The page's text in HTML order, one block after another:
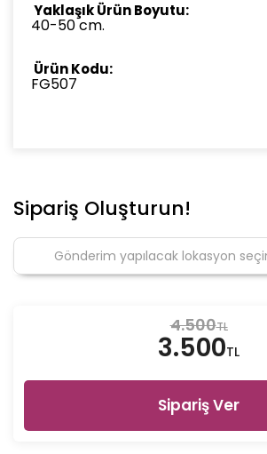
Yaklaşık Ürün Boyutu:
40-50 cm.
Ürün Kodu:
FG507
Sipariş Oluşturun!
4.500TL
3.500TL
Sipariş Ver